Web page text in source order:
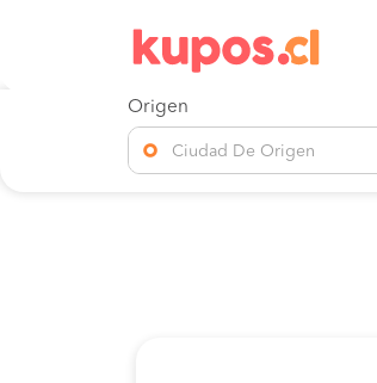
Origen
Ciudad De Origen